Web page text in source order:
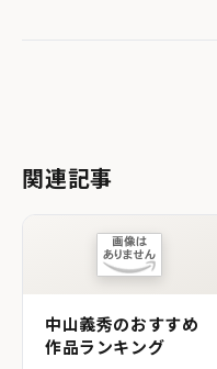
関連記事
中山義秀のおすすめ
作品ランキング